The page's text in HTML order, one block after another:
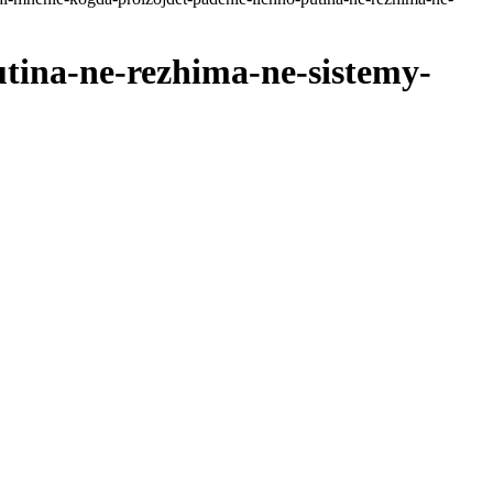
ne-rezhima-ne-sistemy-